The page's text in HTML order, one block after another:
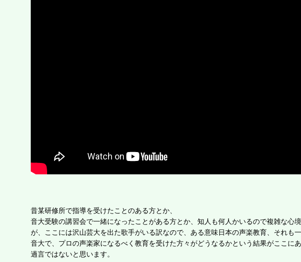
昔某研修所で指導を受けたことのある方とか、
音大受験の講習会で一緒になったことがある方とか、知人も何人かいるので複雑な心
が、ここには沢山芸大を出た歌手がいる訳なので、ある意味日本の声楽教育、それも
音大で、プロの声楽家になるべく教育を受けた方々がどうなるかという結果がここに
過言ではないと思います。